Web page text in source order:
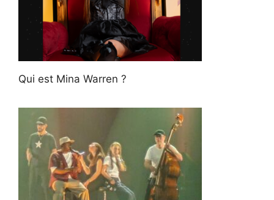
Qui est Mina Warren ?